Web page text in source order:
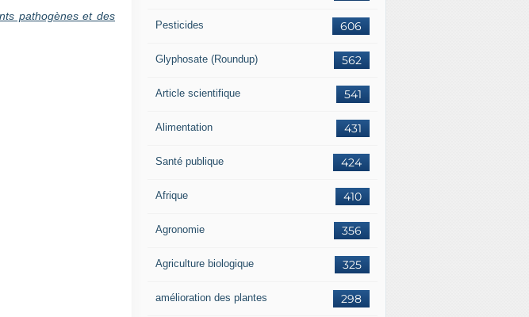
pathogènes et des
606
Pesticides
562
Glyphosate (Roundup)
541
Article scientifique
431
Alimentation
424
Santé publique
410
Afrique
356
Agronomie
325
Agriculture biologique
298
amélioration des plantes